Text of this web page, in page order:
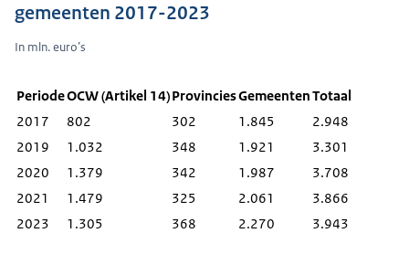
2021
38%
2023
gemeenten 2017-2023
In mln. euro’s
PeriodeOCW (Artikel 14)ProvinciesGemeentenTotaal
2017
802 302 1.845
2.948
2019
1.032 348 1.921
3.301
2020
1.379 342 1.987
3.708
2021
1.479 325 2.061
3.866
2023
1.305 368 2.270 3.943